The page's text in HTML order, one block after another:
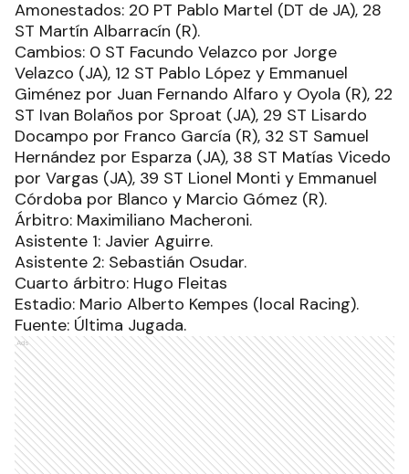
Amonestados: 20 PT Pablo Martel (DT de JA), 28
ST Martín Albarracín (R).
Cambios: 0 ST Facundo Velazco por Jorge
Velazco (JA), 12 ST Pablo López y Emmanuel
Giménez por Juan Fernando Alfaro y Oyola (R), 22
ST Ivan Bolaños por Sproat (JA), 29 ST Lisardo
Docampo por Franco García (R), 32 ST Samuel
Hernández por Esparza (JA), 38 ST Matías Vicedo
por Vargas (JA), 39 ST Lionel Monti y Emmanuel
Córdoba por Blanco y Marcio Gómez (R).
Árbitro: Maximiliano Macheroni.
Asistente 1: Javier Aguirre.
Asistente 2: Sebastián Osudar.
Cuarto árbitro: Hugo Fleitas
Estadio: Mario Alberto Kempes (local Racing).
Fuente: Última Jugada.
Ads